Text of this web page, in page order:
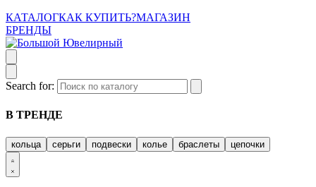
КАТАЛОГКАК КУПИТЬ?МАГАЗИН
БРЕНДЫ
Search for:
В ТРЕНДЕ
кольца серьги подвески колье браслеты цепочки